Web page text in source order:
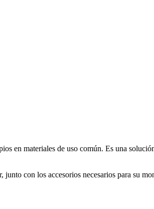
en materiales de uso común. Es una
con los accesorios necesarios para su